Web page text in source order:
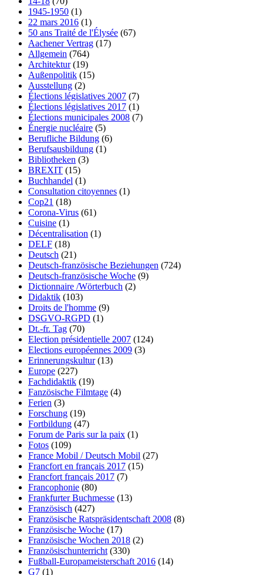
1945-1950 (1)
22 mars 2016 (1)
50 ans Traité de l'Élysée (67)
Aachener Vertrag (17)
Allgemein (764)
Architektur(19)
Außenpolitik (15)
Ausstellung (2)
Élections législatives 2007 (7)
Élections législatives 2017 (1)
Élections municipales 2008 (7)
Énergie nucléaire (5)
Berufliche Bildung (6)
Berufsausbildung (1)
Bibliotheken (3)
BREXIT (15)
Buchhandel (1)
Consultation citoyennes (1)
Cop21 (18)
Corona-Virus (61)
Cuisine (1)
Décentralisation (1)
DELF (18)
Deutsch (21)
Deutsch-französische Beziehungen (724)
Deutsch-französische Woche (9)
Dictionnaire /Wörterbuch (2)
Didaktik (103)
Droits de l'homme (9)
DSGVO-RGPD (1)
Dt.-fr. Tag (70)
Election présidentielle 2007 (124)
Elections européennes 2009 (3)
Erinnerungskultur(13)
Europe (227)
Fachdidaktik (19)
Fanzösische Filmtage (4)
Ferien (3)
Forschung (19)
Fortbildung (47)
Forum de Paris sur la paix (1)
Fotos (109)
France Mobil / Deutsch Mobil (27)
Francfort en français 2017 (15)
Francfort français 2017 (7)
Francophonie (80)
Frankfurter Buchmesse (13)
Französisch (427)
Französische Ratspräsidentschaft 2008 (8)
Französische Woche (17)
Französische Wochen 2018 (2)
Französischunterricht (330)
Fußball-Europameisterschaft 2016 (14)
G7 (1)